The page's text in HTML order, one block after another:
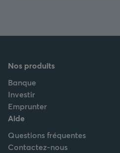
Nos produits
Banque
Investir
Emprunter
Aide
Questions fréquentes
Contactez-nous